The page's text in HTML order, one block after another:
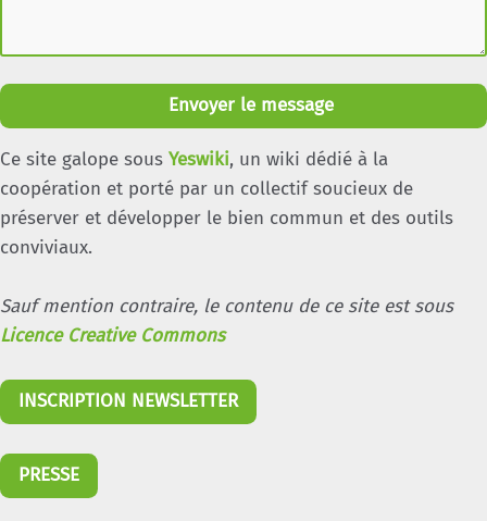
Envoyer le message
Ce site galope sous Yeswiki, un wiki dédié à la
coopération et porté par un collectif soucieux de
préserver et développer le bien commun et des outils
conviviaux.
Sauf mention contraire, le contenu de ce site est sous
Licence Creative Commons
INSCRIPTION NEWSLETTER
PRESSE